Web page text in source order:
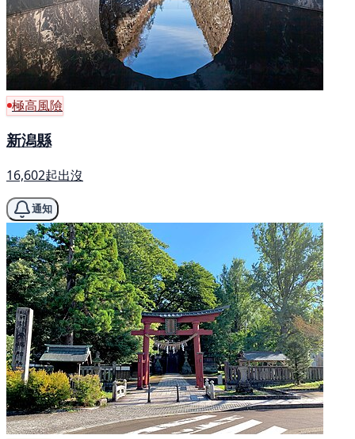
極高風險
新潟縣
16,602起出沒
通知